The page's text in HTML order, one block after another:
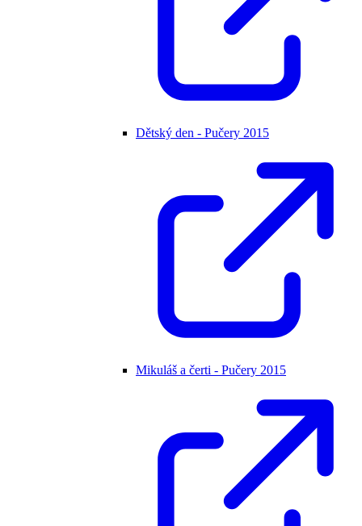
Dětský den - Pučery 2015
Mikuláš a čerti - Pučery 2015